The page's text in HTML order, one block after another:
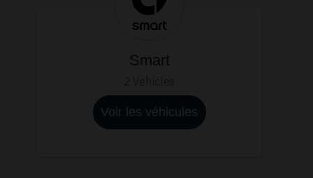
Smart
Voir les véhicules